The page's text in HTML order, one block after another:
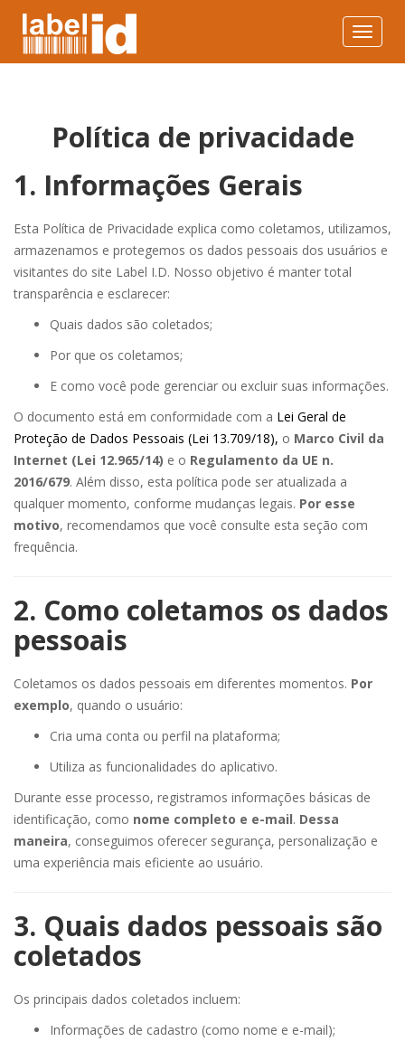
Toggle
Política de privacidade
1. Informações Gerais
Esta Política de Privacidade explica como coletamos, utilizamos,
armazenamos e protegemos os dados pessoais dos usuários e
visitantes do site Label I.D. Nosso objetivo é manter total
transparência e esclarecer:
Quais dados são coletados;
Por que os coletamos;
E como você pode gerenciar ou excluir suas informações.
O documento está em conformidade com a Lei Geral de
Proteção de Dados Pessoais (Lei 13.709/18), o Marco Civil da
Internet (Lei 12.965/14) e o Regulamento da UE n.
2016/679. Além disso, esta política pode ser atualizada a
qualquer momento, conforme mudanças legais. Por esse
motivo, recomendamos que você consulte esta seção com
frequência.
2. Como coletamos os dados
pessoais
Coletamos os dados pessoais em diferentes momentos. Por
exemplo, quando o usuário:
Cria uma conta ou perfil na plataforma;
Utiliza as funcionalidades do aplicativo.
Durante esse processo, registramos informações básicas de
identificação, como nome completo e e-mail. Dessa
maneira, conseguimos oferecer segurança, personalização e
uma experiência mais eficiente ao usuário.
3. Quais dados pessoais são
coletados
Os principais dados coletados incluem:
Informações de cadastro (como nome e e-mail);